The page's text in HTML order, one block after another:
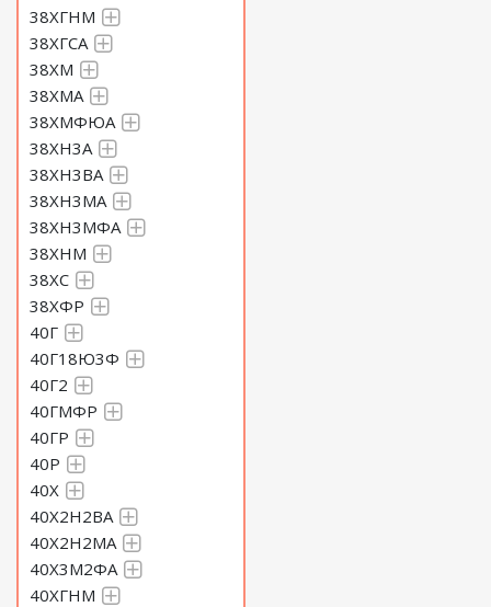
38ХГНМ
38ХГСА
38ХМ
38ХМА
38ХМФЮА
38ХН3А
38ХН3ВА
38ХН3МА
38ХН3МФА
38ХНМ
38ХС
38ХФР
40Г
40Г18Ю3Ф
40Г2
40ГМФР
40ГР
40Р
40Х
40Х2Н2ВА
40Х2Н2МА
40Х3М2ФА
40ХГНМ